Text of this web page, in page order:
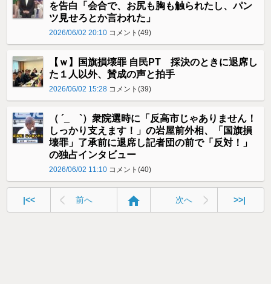
を告白「会合で、お尻も胸も触られたし、パン
ツ見せろとか言われた」
2026/06/02 20:10 コメント(49)
【ｗ】国旗損壊罪 自民PT 採決のときに退席し
た１人以外、賛成の声と拍手
2026/06/02 15:28 コメント(39)
（ ´_ゝ`）衆院選時に「反高市じゃありません！
しっかり支えます！」の岩屋前外相、「国旗損
壊罪」了承前に退席し記者団の前で「反対！」
の独占インタビュー
2026/06/02 11:10 コメント(40)
|<< 前へ home 次へ >>|